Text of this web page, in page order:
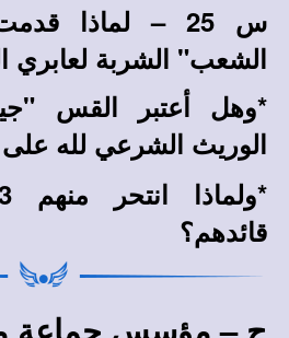
س 25 – لماذا
الشعب" الشربة لعابري
*وهل أعتبر القس
الوريث الشرعي لله على
قائدهم؟